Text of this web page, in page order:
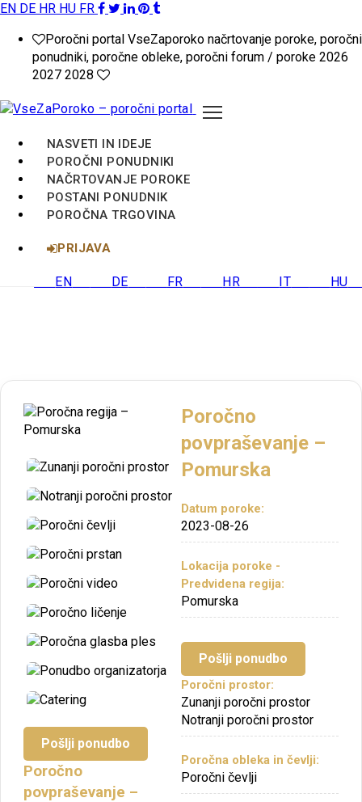
VseZaPoroko.net
Poročni
portal
za
načrtovanje
EN DE HR HU FR
Poročni portal VseZaporoko načrtovanje poroke, poročni
ponudniki, poročne obleke, poročni forum / poroke 2026
2027 2028
NASVETI IN IDEJE
POROČNI PONUDNIKI
NAČRTOVANJE POROKE
POSTANI PONUDNIK
POROČNA TRGOVINA
PRIJAVA
EN DE FR HR IT HU
Pošlji ponudbo
Poročno
povpraševanje –
Poročno
povpraševanje –
Pomurska
Datum poroke:
2023-08-26
Lokacija poroke -
Predvidena regija:
Pomurska
Pošlji ponudbo
Poročni prostor:
Zunanji poročni prostor
Notranji poročni prostor
Poročna obleka in čevlji:
Poročni čevlji